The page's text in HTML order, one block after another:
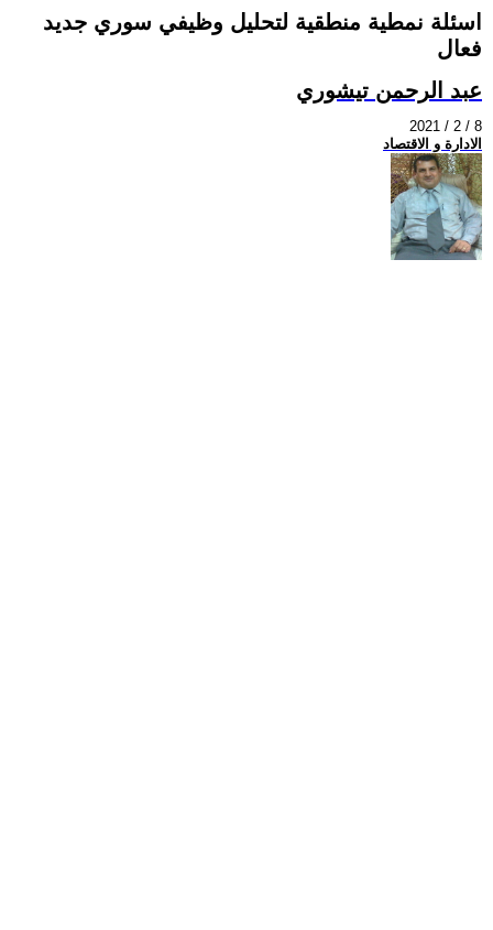
اسئلة نمطية منطقية لتحليل وظيفي سوري جديد
فعال
عبد الرحمن تيشوري
2021 / 2 / 8
الادارة و الاقتصاد